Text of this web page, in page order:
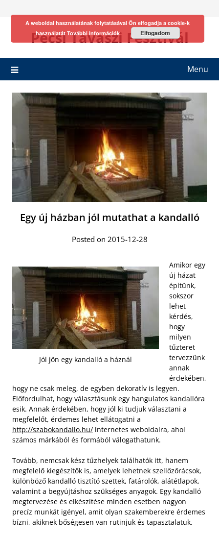
Pécsi Tavaszi Fesztivál
Menu
Egy új házban jól mutathat a kandalló
Posted on 2015-12-28
Jól jön egy kandalló a háznál
Amikor egy
új házat
építünk,
sokszor
lehet
kérdés,
hogy
milyen
tűzteret
tervezzünk
annak
érdekében,
hogy ne csak meleg, de egyben dekoratív is legyen.
Előfordulhat, hogy választásunk egy hangulatos kandallóra
esik. Annak érdekében, hogy jól ki tudjuk választani a
megfelelőt, érdemes lehet ellátogatni a
http://szabokandallo.hu/ internetes weboldalra, ahol
számos márkából és formából válogathatunk.
Tovább, nemcsak kész tűzhelyek találhatók itt, hanem
megfelelő kiegészítők is, amelyek lehetnek szellőzőrácsok,
különböző kandalló tisztító szettek, fatárolók, alátétlapok,
valamint a begyújtáshoz szükséges anyagok. Egy kandalló
megtervezése és elkészítése minden esetben nagyon
precíz munkát igényel, amit olyan szakemberekre érdemes
bízni, akiknek bőségesen van rutinjuk és tapasztalatuk.
A weboldal használatának folytatásával Ön elfogadja a cookie-k
használatát További információk Elfogadom